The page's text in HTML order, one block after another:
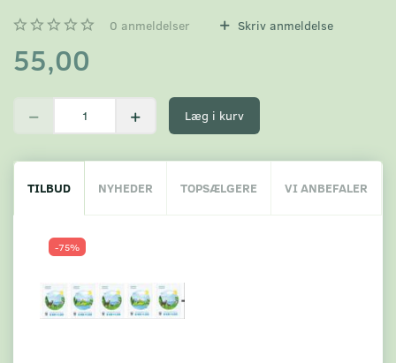
0 anmeldelser Skriv anmeldelse
55,00
Læg i kurv
TILBUD NYHEDER TOPSÆLGERE VI ANBEFALER
-75%